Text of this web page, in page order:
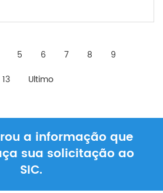
5 6 7 8
9
13 Ultimo
a informação que
sua solicitação ao
SIC.